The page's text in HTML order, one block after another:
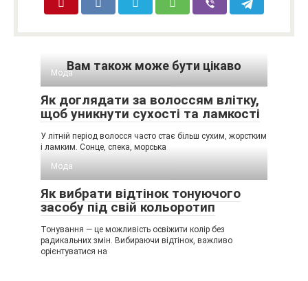
Вам також може бути цікаво
Мода
Як доглядати за волоссям влітку,
щоб уникнути сухості та ламкості
У літній період волосся часто стає більш сухим, жорстким
і ламким. Сонце, спека, морська
Мода
Як вибрати відтінок тонуючого
засобу під свій кольоротип
Тонування — це можливість освіжити колір без
радикальних змін. Вибираючи відтінок, важливо
орієнтуватися на